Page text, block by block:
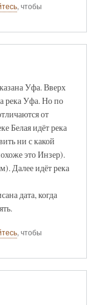
, чтобы
Уфа. Вверх
река Уфа. Но по
от
Белая идёт река
ни с какой
это Инзер).
Далее идёт река
дата, когда
, чтобы